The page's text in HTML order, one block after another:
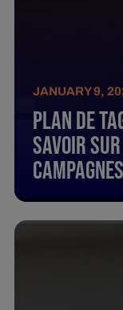
JANUARY 9,
Plan De
Savoir Sur
Campagnes